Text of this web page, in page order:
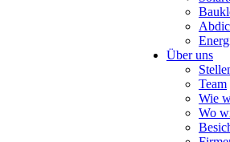
Über uns
Team
Wie
Wo